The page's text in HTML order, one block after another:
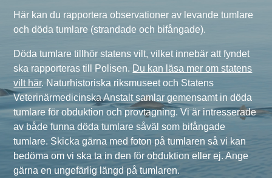
Här kan du rapportera observationer av levande tumlare
och döda tumlare (strandade och bifångade).
Döda tumlare tillhör statens vilt, vilket innebär att fyndet
ska rapporteras till Polisen. Du kan läsa mer om statens
vilt här. Naturhistoriska riksmuseet och Statens
Veterinärmedicinska Anstalt samlar gemensamt in döda
tumlare för obduktion och provtagning. Vi är intresserade
av både funna döda tumlare såväl som bifångade
tumlare. Skicka gärna med foton på tumlaren så vi kan
bedöma om vi ska ta in den för obduktion eller ej. Ange
gärna en ungefärlig längd på tumlaren.